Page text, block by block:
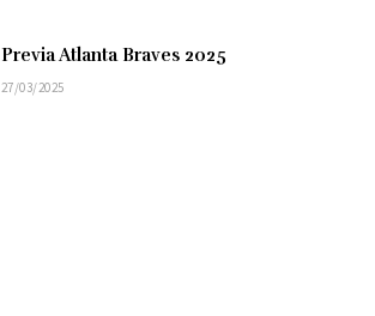
Previa Atlanta Braves 2025
27/03/2025